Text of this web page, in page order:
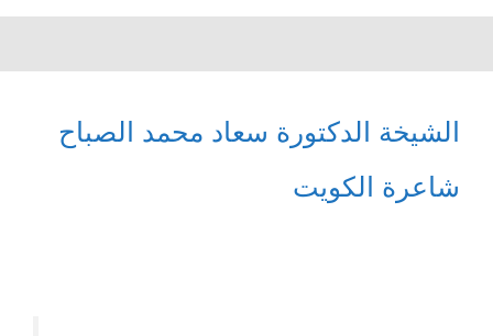
الشيخة الدكتورة سعاد محمد الصباح
شاعرة الكويت